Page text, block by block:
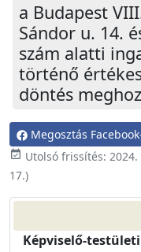
a Budapest
Sándor u. 14.
szám alatti
történő
döntés
Megosztás
event_available Utolsó frissítés:
17.)
Képviselő-